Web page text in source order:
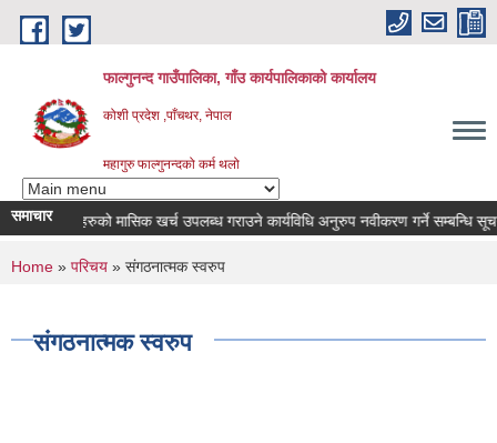
Skip to main content
फाल्गुनन्द गाउँपालिका, गाँउ कार्यपालिकाको कार्यालय
कोशी प्रदेश ,पाँचथर, नेपाल
महागुरु फाल्गुनन्दको कर्म थलो
समाचार
विरामीहरुको मासिक खर्च उपलब्ध गराउने कार्यविधि अनुरुप नवीकरण गर्ने सम्बन्धि सूचना |
You are here
Home » परिचय » संगठनात्मक स्वरुप
संगठनात्मक स्वरुप